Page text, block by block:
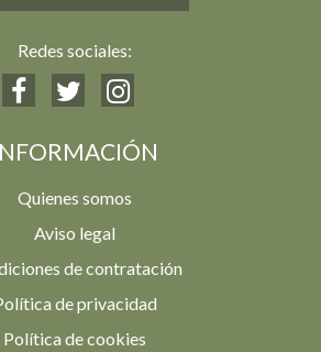
Redes sociales:
Quienes somos
Aviso legal
de contratación
de privacidad
Política de cookies